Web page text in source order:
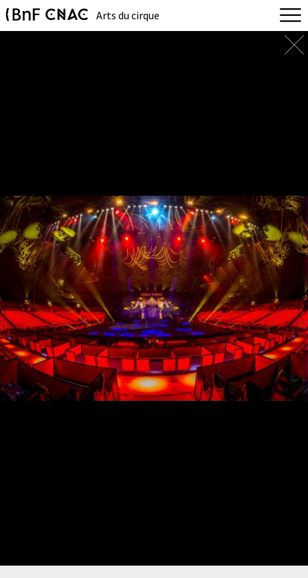
Arts du cirque